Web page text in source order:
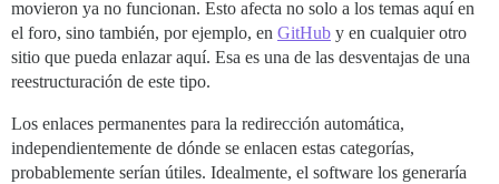
movieron ya no funcionan. Esto afecta no solo a los temas aquí en
el foro, sino también, por ejemplo, en GitHub y en cualquier otro
sitio que pueda enlazar aquí. Esa es una de las desventajas de una
reestructuración de este tipo.
Los enlaces permanentes para la redirección automática,
independientemente de dónde se enlacen estas categorías,
probablemente serían útiles. Idealmente, el software los generaría